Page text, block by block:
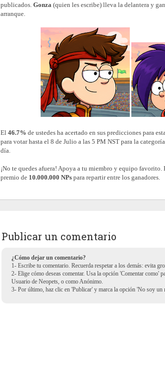
publicados. Gonza (quien les escribe) lleva la delantera y
arranque.
El 46.7% de ustedes ha acertado en sus predicciones para
para votar hasta el 8 de Julio a las 5 PM NST para la
día.
¡No te quedes afuera! Apoya a tu miembro y equipo
premio de 10.000.000 NPs para repartir entre los ganadores.
Publicar un comentario
¿Cómo dejar un comentario?
1- Escribe tu comentario. Recuerda respetar a los demás: evita
2- Elige cómo deseas comentar. Usa la opción 'Comentar como'
Usuario de Neopets, o como Anónimo.
3- Por último, haz clic en 'Publicar' y marca la opción 'No soy un